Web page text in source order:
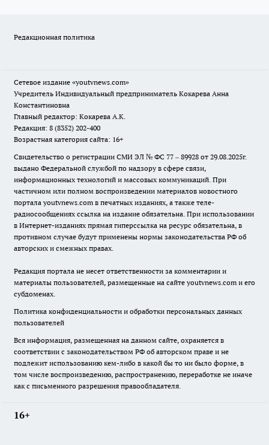
Редакционная политика
Сетевое издание «youtvnews.com»
Учредитель Индивидуальный предприниматель Кокарева Анна
Константиновна
Главный редактор: Кокарева А.К.
Редакция: 8 (8352) 202-400
Возрастная категория сайта: 16+
Свидетельство о регистрации СМИ ЭЛ № ФС 77 – 89928 от 29.08.2025г.
выдано Федеральной службой по надзору в сфере связи,
информационных технологий и массовых коммуникаций. При
частичном или полном воспроизведении материалов новостного
портала youtvnews.com в печатных изданиях, а также теле-
радиосообщениях ссылка на издание обязательна. При использовании
в Интернет-изданиях прямая гиперссылка на ресурс обязательна, в
противном случае будут применены нормы законодательства РФ об
авторских и смежных правах.
Редакция портала не несет ответственности за комментарии и
материалы пользователей, размещенные на сайте youtvnews.com и его
субдоменах.
Политика конфиденциальности и обработки персональных данных
пользователей
Вся информация, размещенная на данном сайте, охраняется в
соответствии с законодательством РФ об авторском праве и не
подлежит использованию кем-либо в какой бы то ни было форме, в
том числе воспроизведению, распространению, переработке не иначе
как с письменного разрешения правообладателя.
16+